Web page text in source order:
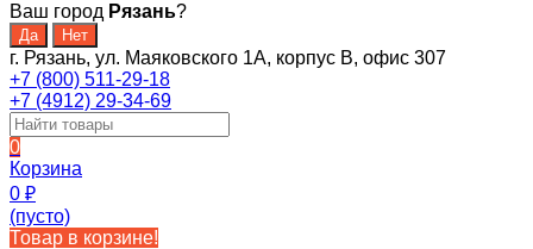
Ваш город Рязань?
г. Рязань, ул. Маяковского 1А, корпус B, офис 307
+7 (800) 511-29-18
+7 (4912) 29-34-69
0
Корзина
0 ₽
(пусто)
Товар в корзине!